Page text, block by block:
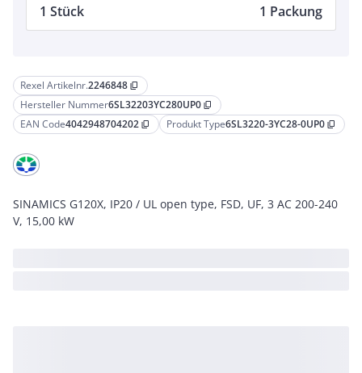
Rexel Artikelnr.2246848 content_copy
Hersteller Nummer6SL32203YC280UP0 content_copy
EAN Code4042948704202 content_copy Produkt Type6SL3220-3YC28-0UP0 content_copy
SINAMICS G120X, IP20 / UL open type, FSD, UF, 3 AC 200-240
V, 15,00 kW
1 Stück 1 Packung